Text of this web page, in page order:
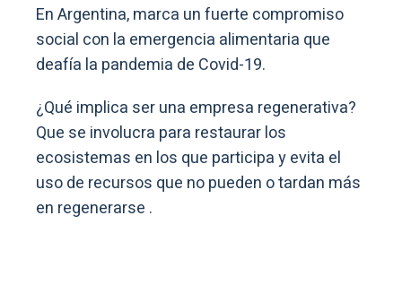
En Argentina, marca un fuerte compromiso
social con la emergencia alimentaria que
deafía la pandemia de Covid-19.
¿Qué implica ser una empresa regenerativa?
Que se involucra para restaurar los
ecosistemas en los que participa y evita el
uso de recursos que no pueden o tardan más
en regenerarse .